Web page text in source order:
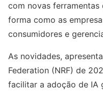
com novas
forma como as
consumidores e
As novidades,
Federation (NRF) de
facilitar a adoção de IA